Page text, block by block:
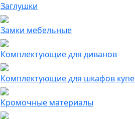
Заглушки
Замки мебельные
Комплектующие для диванов
Комплектующие для шкафов купе
Кромочные материалы